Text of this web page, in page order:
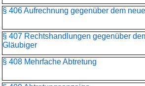
§ 406 Aufrechnung gegenüber dem
§ 407 Rechtshandlungen gegenüber
Gläubiger
§ 408 Mehrfache Abtretung